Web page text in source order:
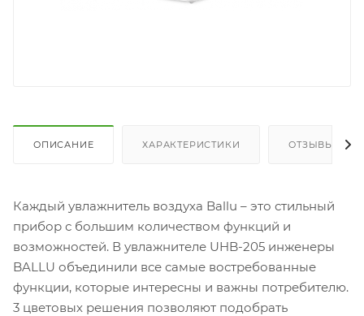
ОПИСАНИЕ ХАРАКТЕРИСТИКИ ОТЗЫВЫ
Каждый увлажнитель воздуха Ballu – это стильный
прибор с большим количеством функций и
возможностей. В увлажнителе UHB-205 инженеры
BALLU объединили все самые востребованные
функции, которые интересны и важны потребителю.
3 цветовых решения позволяют подобрать